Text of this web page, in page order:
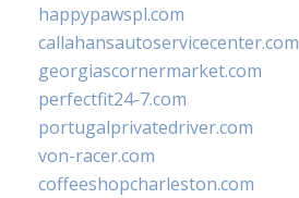
happypawspl.com
callahansautoservicecenter.com
georgiascornermarket.com
perfectfit24-7.com
portugalprivatedriver.com
von-racer.com
coffeeshopcharleston.com